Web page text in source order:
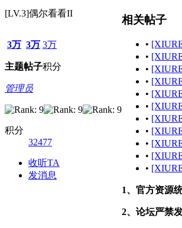
[LV.3]偶尔看看II
3万
主题
3万
帖子
3万
积分
管理员
积分
32477
收听TA
发消息
相关帖子
•
•
•
•
•
•
•
•
•
•
•
1、官方资源
2、论坛严禁